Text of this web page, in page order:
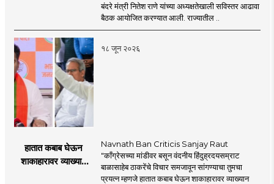
प्रस्ताव
बंदरे मंत्री नितेश राणे यांच्या अध्यक्षतेखाली सविस्तर आढावा
बैठक आयोजित करण्यात आली. राज्यातील ..
१८ जून २०२६
हातात कबाब घेऊन
शाकाहारावर व्याख्यान
Navnath Ban Criticis Sanjay Raut
"काँग्रेसच्या मांडीवर बसून वंदनीय हिंदुह्रदयसम्राट
बाळासाहेब ठाकरेंचे विचार समजावून सांगण्याचा तुमचा
प्रयत्न म्हणजे हातात कबाब घेऊन शाकाहारावर व्याख्यान